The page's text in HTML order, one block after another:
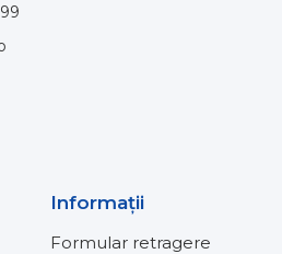
Informaţii
Formular retragere